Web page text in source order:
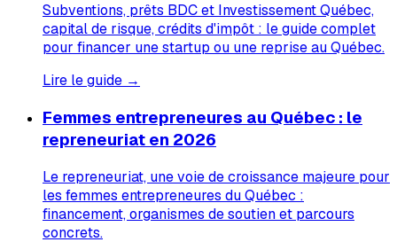
Subventions, prêts BDC et Investissement Québec,
capital de risque, crédits d'impôt : le guide complet
pour financer une startup ou une reprise au Québec.
Lire le guide →
Femmes entrepreneures au Québec : le
repreneuriat en 2026
Le repreneuriat, une voie de croissance majeure pour
les femmes entrepreneures du Québec :
financement, organismes de soutien et parcours
concrets.